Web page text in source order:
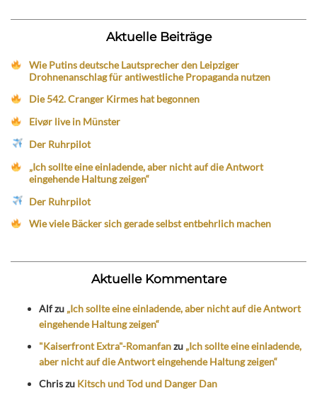
Aktuelle Beiträge
Wie Putins deutsche Lautsprecher den Leipziger
Drohnenanschlag für antiwestliche Propaganda nutzen
Die 542. Cranger Kirmes hat begonnen
Eivør live in Münster
Der Ruhrpilot
„Ich sollte eine einladende, aber nicht auf die Antwort
eingehende Haltung zeigen“
Der Ruhrpilot
Wie viele Bäcker sich gerade selbst entbehrlich machen
Aktuelle Kommentare
Alfzu „Ich sollte eine einladende, aber nicht auf die Antwort
eingehende Haltung zeigen“
"Kaiserfront Extra"-Romanfanzu „Ich sollte eine einladende,
aber nicht auf die Antwort eingehende Haltung zeigen“
Chriszu Kitsch und Tod und Danger Dan